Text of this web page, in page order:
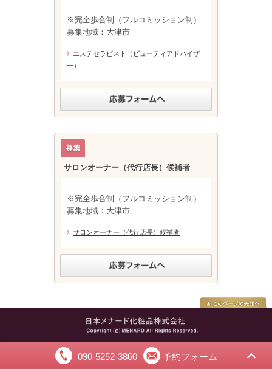
090-5252-3860 予約フォーム
※完全歩合制（フルコミッション制）
募集地域：大津市
エステセラピスト（ビューティアドバイザ
ー）
サロンオーナー（代行店長）候補者
※完全歩合制（フルコミッション制）
募集地域：大津市
サロンオーナー（代行店長）候補者